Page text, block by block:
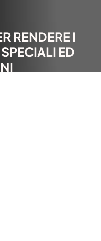
RENDERE I
ED